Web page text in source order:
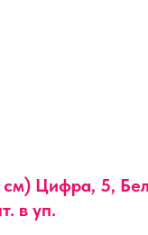
Цифра, 5,
в уп.